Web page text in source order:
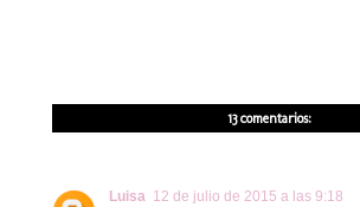
13 comentarios:
Luisa 12 de julio de 2015 a las 9:18